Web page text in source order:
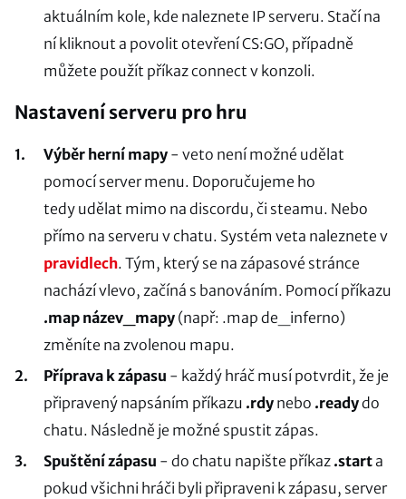
aktuálním kole, kde naleznete IP serveru. Stačí na
ní kliknout a povolit otevření CS:GO, případně
můžete použít příkaz connect v konzoli.
Nastavení serveru pro hru
Výběr herní mapy - veto není možné udělat
pomocí server menu. Doporučujeme ho
tedy udělat mimo na discordu, či steamu. Nebo
přímo na serveru v chatu. Systém veta naleznete v
pravidlech. Tým, který se na zápasové stránce
nachází vlevo, začíná s banováním. Pomocí příkazu
.map název_mapy (např: .map de_inferno)
změníte na zvolenou mapu.
Příprava k zápasu - každý hráč musí potvrdit, že je
připravený napsáním příkazu .rdy nebo .readydo
chatu. Následně je možné spustit zápas.
Spuštění zápasu - do chatu napište příkaz .starta
pokud všichni hráči byli připraveni k zápasu, server